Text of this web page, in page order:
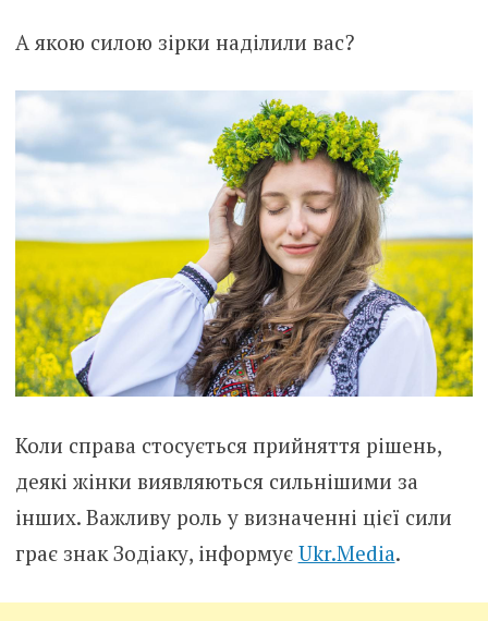
А якою силою зірки наділили вас?
Коли справа стосується прийняття рішень,
деякі жінки виявляються сильнішими за
інших. Важливу роль у визначенні цієї сили
грає знак Зодіаку, інформує Ukr.Media.